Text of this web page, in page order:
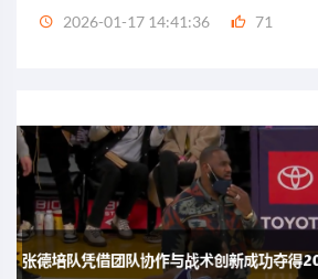
2026-01-17 14:41:36 71